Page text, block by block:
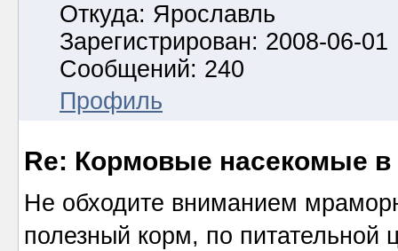
Откуда: Ярославль
Зарегистрирован: 2008-06-01
Сообщений: 240
Профиль
Re: Кормовые насекомые в
Не обходите вниманием
полезный корм, по питательной